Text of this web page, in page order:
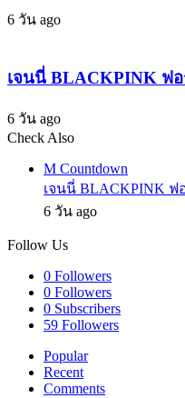
จา
ยก่อนคัม
ปล่อย
สะกด
6 วัน ago
เจนนี่ BLACKPINK ฟอ
6 วัน ago
Check Also
M Countdown
เจนนี่ BLACKPINK ฟ
6 วัน ago
Follow Us
0 Followers
0 Followers
0 Subscribers
59 Followers
Popular
Recent
Comments